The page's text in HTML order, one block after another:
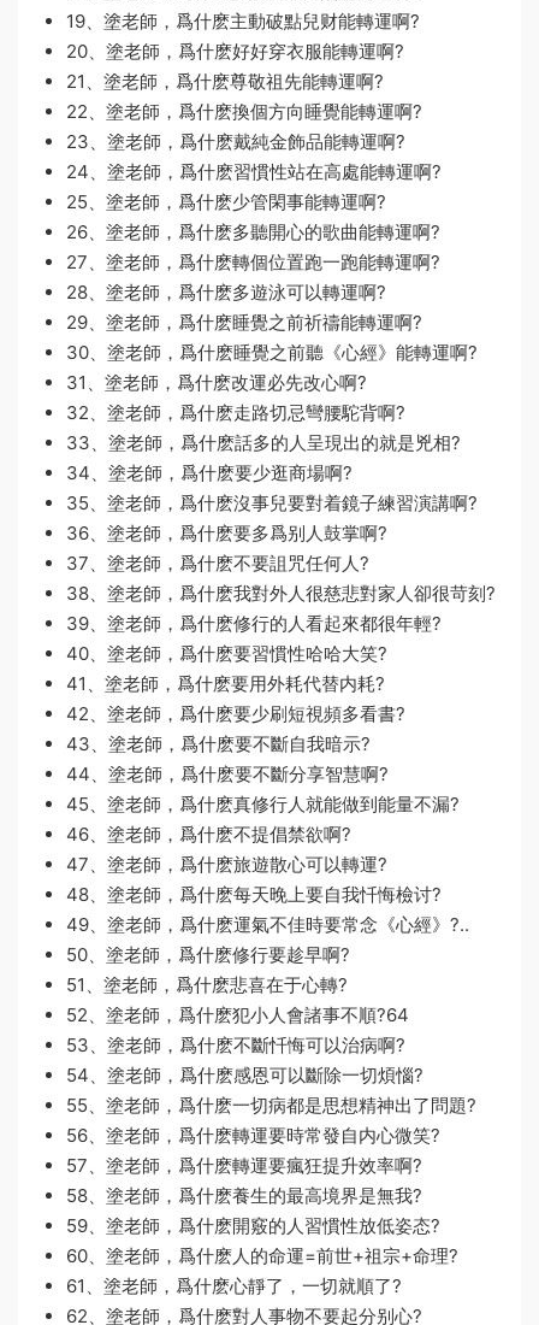
19、塗老師，爲什麽主動破點兒财能轉運啊?
20、塗老師，爲什麽好好穿衣服能轉運啊?
21、塗老師，爲什麽尊敬祖先能轉運啊?
22、塗老師，爲什麽換個方向睡覺能轉運啊?
23、塗老師，爲什麽戴純金飾品能轉運啊?
24、塗老師，爲什麽習慣性站在高處能轉運啊?
25、塗老師，爲什麽少管閑事能轉運啊?
26、塗老師，爲什麽多聽開心的歌曲能轉運啊?
27、塗老師，爲什麽轉個位置跑一跑能轉運啊?
28、塗老師，爲什麽多遊泳可以轉運啊?
29、塗老師，爲什麽睡覺之前祈禱能轉運啊?
30、塗老師，爲什麽睡覺之前聽《心經》能轉運啊?
31、塗老師，爲什麽改運必先改心啊?
32、塗老師，爲什麽走路切忌彎腰駝背啊?
33、塗老師，爲什麽話多的人呈現出的就是兇相?
34、塗老師，爲什麽要少逛商場啊?
35、塗老師，爲什麽沒事兒要對着鏡子練習演講啊?
36、塗老師，爲什麽要多爲别人鼓掌啊?
37、塗老師，爲什麽不要詛咒任何人?
38、塗老師，爲什麽我對外人很慈悲對家人卻很苛刻?
39、塗老師，爲什麽修行的人看起來都很年輕?
40、塗老師，爲什麽要習慣性哈哈大笑?
41、塗老師，爲什麽要用外耗代替内耗?
42、塗老師，爲什麽要少刷短視頻多看書?
43、塗老師，爲什麽要不斷自我暗示?
44、塗老師，爲什麽要不斷分享智慧啊?
45、塗老師，爲什麽真修行人就能做到能量不漏?
46、塗老師，爲什麽不提倡禁欲啊?
47、塗老師，爲什麽旅遊散心可以轉運?
48、塗老師，爲什麽每天晚上要自我忏悔檢讨?
49、塗老師，爲什麽運氣不佳時要常念《心經》?..
50、塗老師，爲什麽修行要趁早啊?
51、塗老師，爲什麽悲喜在于心轉?
52、塗老師，爲什麽犯小人會諸事不順?64
53、塗老師，爲什麽不斷忏悔可以治病啊?
54、塗老師，爲什麽感恩可以斷除一切煩惱?
55、塗老師，爲什麽一切病都是思想精神出了問題?
56、塗老師，爲什麽轉運要時常發自内心微笑?
57、塗老師，爲什麽轉運要瘋狂提升效率啊?
58、塗老師，爲什麽養生的最高境界是無我?
59、塗老師，爲什麽開竅的人習慣性放低姿态?
60、塗老師，爲什麽人的命運=前世+祖宗+命理?
61、塗老師，爲什麽心靜了，一切就順了?
62、塗老師，爲什麽對人事物不要起分别心?